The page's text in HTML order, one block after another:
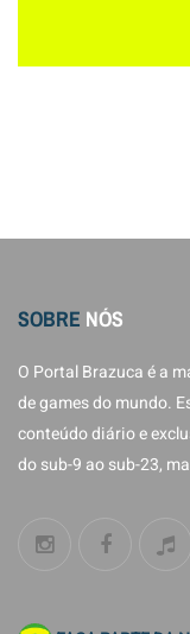
SOBRE NÓS
O Portal Brazuca é a
de games do mundo.
conteúdo diário e
do sub-9 ao sub-23,